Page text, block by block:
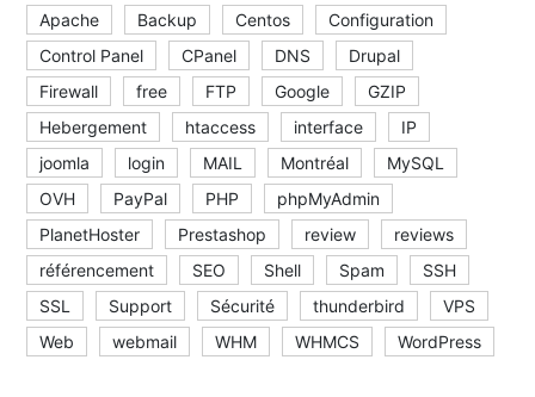
Apache Backup Centos
Configuration
Control Panel
CPanel DNS
Drupal
Firewall
free FTP Google
GZIP
Hebergement
htaccess interface
IP
joomla
login MAIL Montréal
MySQL
OVH
PayPal PHP
phpMyAdmin
PlanetHoster
Prestashop review
reviews
référencement
SEO Shell Spam
SSH
SSL
Support Sécurité thunderbird
VPS
Web
webmail WHM WHMCS WordPress